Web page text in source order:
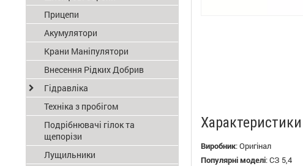
Виробник:Оригінал
Популярні моделі:СЗ 5,4
Прицепи
Акумулятори
Крани Маніпулятори
Внесення Рідких Добрив
Гідравліка
Техніка з пробігом
Подрібнювачі гілок та
щепорізи
Лущильники